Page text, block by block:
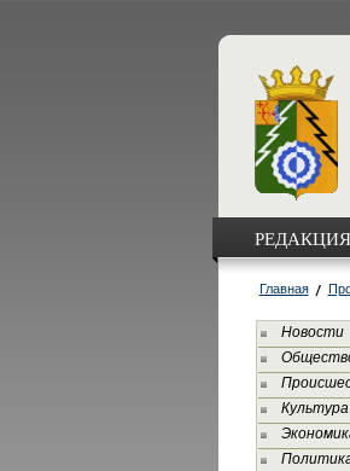
РЕДАКЦИЯ
Главная
Новости